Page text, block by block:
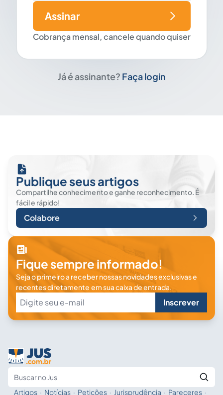
Cobrança mensal, cancele quando quiser
Assinar
Já é assinante? Faça login
Publique seus artigos
Compartilhe conhecimento e ganhe reconhecimento. É
fácil e rápido!
Colabore
Fique sempre informado!
Seja o primeiro a receber nossas novidades exclusivas e
recentes diretamente em sua caixa de entrada.
Inscrever
Artigos · Notícias · Petições · Jurisprudência · Pareceres ·